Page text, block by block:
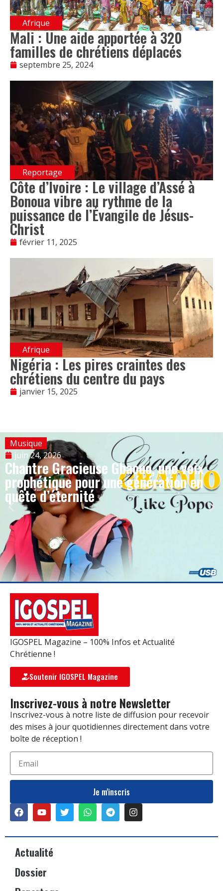
Afrique
Mali : Une aide apportée à 320
familles de chrétiens déplacés
septembre 25, 2024
Reportage
Côte d’Ivoire : Le village d’Assé à
Bonoua vibre au rythme de la
puissance de l’Évangile de Jésus-
Christ
février 11, 2025
Afrique
Nigéria : Les pires craintes des
chrétiens du centre du pays
janvier 15, 2025
Musique
juin 24, 2026
Chantre Gracieuse Gbaouo, une voix
prophétique pour une génération en
quête d’éternité
IGOSPEL Magazine – 100% Infos et Actualité
Chrétienne !
Soutenir IGOSPEL Magazine
Inscrivez-vous à notre Newsletter
Inscrivez-vous à notre liste de diffusion pour recevoir
des mises à jour quotidiennes directement dans votre
boîte de réception !
Je m'inscris
Actualité
Dossier